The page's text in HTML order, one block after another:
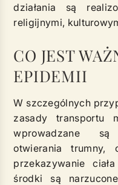
działania są
religijnymi,
CO JEST
EPIDEMII
W szczególnych
zasady transportu
wprowadzane
otwierania trumny,
przekazywanie
środki są